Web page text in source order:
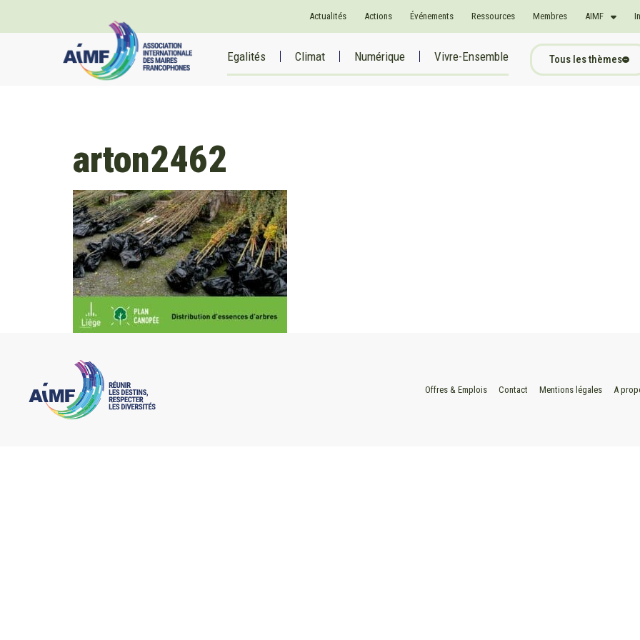
Actualités Actions Événements Ressources Membres AIMF
Egalités Climat Numérique Vivre-Ensemble Tous les thèmes
arton2462
Offres & Emplois Contact Mentions légales A